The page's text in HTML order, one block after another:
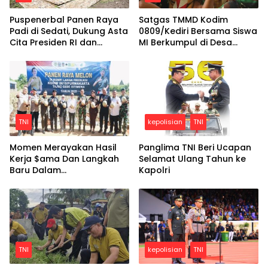
Puspenerbal Panen Raya
Padi di Sedati, Dukung Asta
Cita Presiden RI dan
Pangan Nasional
Satgas TMMD Kodim
0809/Kediri Bersama Siswa
MI Berkumpul di Desa
TNI
Momen Merayakan Hasil
Kerja $ama Dan Langkah
Baru Dalam
Tanaman Hortikultura
kepolisian TNI
Panglima TNI Beri Ucapan
Selamat Ulang Tahun ke
Kapolri
TNI kepolisian TNI